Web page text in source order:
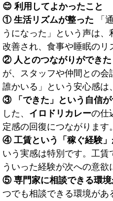
😊 利用してよかったこと
① 生活リズムが整った 「
うになった」という声は
改善され、食事や睡眠のリ
② 人とのつながりができた
が、スタッフや仲間との
誰かいる」という安心感は
③ 「できた」という自信が
した、 イロドリカレーの仕
定感の回復につながります。
④ 工賃という「稼ぐ経験」
いう実感は特別です。工
ういった経験が次への意欲
⑤ 専門家に相談できる環境
つでも相談できる環境があ